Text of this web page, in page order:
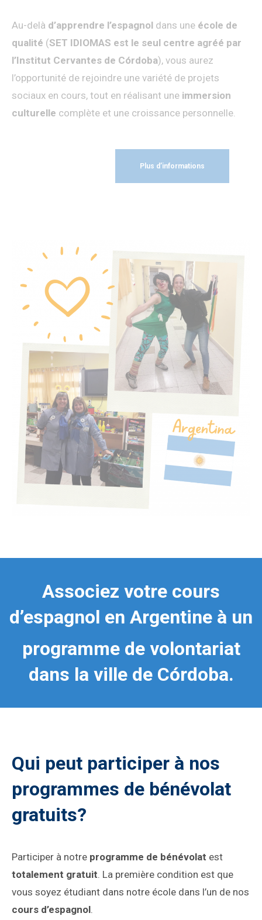
Au-delà d’apprendre l’espagnol dans une école de
qualité (SET IDIOMAS est le seul centre agréé par
l’Institut Cervantes de Córdoba), vous aurez
l’opportunité de rejoindre une variété de projets
sociaux en cours, tout en réalisant une immersion
culturelle complète et une croissance personnelle.
Plus d’informations
Associez votre cours
d’espagnol en Argentine à un
programme de volontariat
dans la ville de Córdoba.
Qui peut participer à nos
programmes de bénévolat
gratuits?
Participer à notre programme de bénévolat est
totalement gratuit. La première condition est que
vous soyez étudiant dans notre école dans l’un de nos
cours d’espagnol.